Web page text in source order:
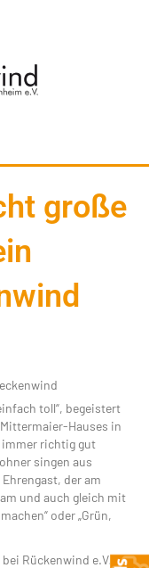
große
toll“, begeistert
Hauses in
immer richtig gut
singen aus
der am
und auch gleich mit
oder „Grün,
Rückenwind e.V..